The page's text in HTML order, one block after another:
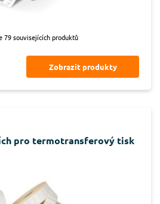
79 souvisejících produktů
Zobrazit produkty
pro termotransferový tisk